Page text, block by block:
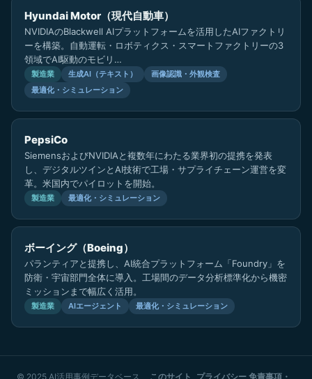
Hyundai Motor（現代自動車）
NVIDIAのBlackwell AIプラットフォームを活用したAIファクトリ
ーを構築。自動運転・ロボティクス・スマートファクトリーの3
領域でAI駆動のモビリ…
製造業 生成AI（テキスト）
画像認識・外観検査
最適化・シミュレーション
PepsiCo
SiemensおよびNVIDIAと複数年にわたる業界初の提携を発表
し、デジタルツインとAI技術で工場・サプライチェーン運営を変
革。米国内でパイロットを開始。
製造業 最適化・シミュレーション
ボーイング（Boeing）
パランティアと提携し、AI統合プラットフォーム「Foundry」を
防衛・宇宙部門全体に導入。工場間のデータ分析標準化から機密
ミッションまで幅広く活用。
製造業 AIエージェント 最適化・シミュレーション
© 2025 AI活用事例データベース このサイト プライバシー 免責事項・